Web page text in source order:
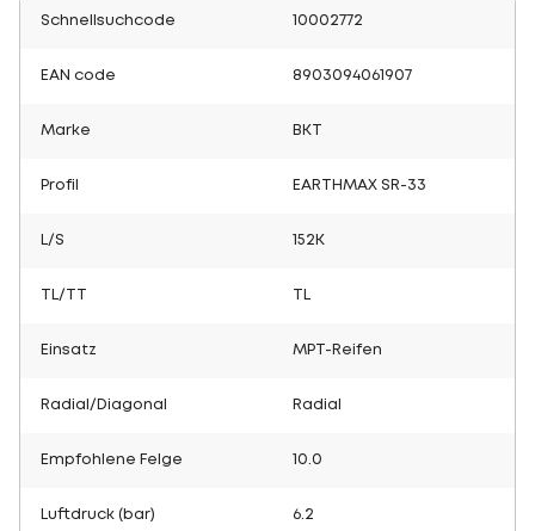
Schnellsuchcode 10002772
EAN code 8903094061907
Marke BKT
Profil EARTHMAX SR-33
L/S 152K
TL/TT
Einsatz MPT-Reifen
Radial/Diagonal Radial
Empfohlene Felge 10.0
Luftdruck (bar) 6.2